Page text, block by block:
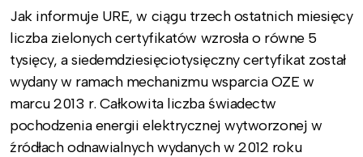
Jak informuje URE, w ciągu trzech ostatnich miesięcy
liczba zielonych certyfikatów wzrosła o równe 5
tysięcy, a siedemdziesięciotysięczny certyfikat został
wydany w ramach mechanizmu wsparcia OZE w
marcu 2013 r. Całkowita liczba świadectw
pochodzenia energii elektrycznej wytworzonej w
źródłach odnawialnych wydanych w 2012 roku